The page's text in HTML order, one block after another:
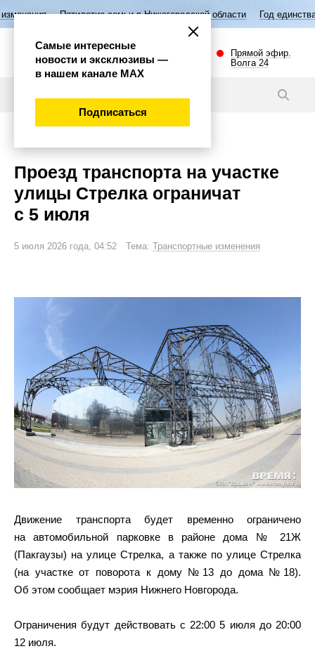
семьи в Нижегородской области Год единства народов
Прямой эфир.
Волга 24
Проезд транспорта на участке
улицы Стрелка ограничат
с 5 июля
5 июля 2026 года, 04:52 Тема: Транспортные изменения
Движение транспорта будет временно ограничено
на автомобильной парковке в районе дома № 21Ж
(Пакгаузы) на улице Стрелка, а также по улице Стрелка
(на участке от поворота к дому №13 до дома №18).
Об этом сообщает мэрия Нижнего Новгорода.
Ограничения будут действовать с 22:00 5 июля до 20:00
12 июля.
Самые интересные
новости и эксклюзивы —
в нашем канале МАХ
Подписаться